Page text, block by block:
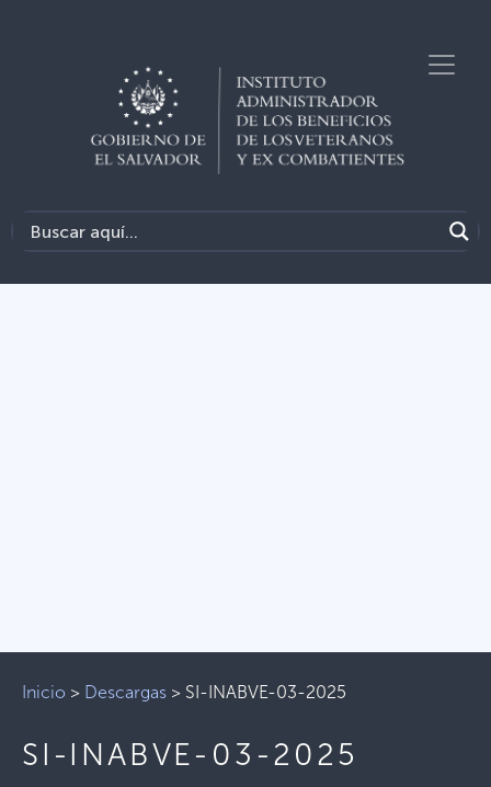
Inicio > Descargas > SI-INABVE-03-2025
SI-INABVE-03-2025